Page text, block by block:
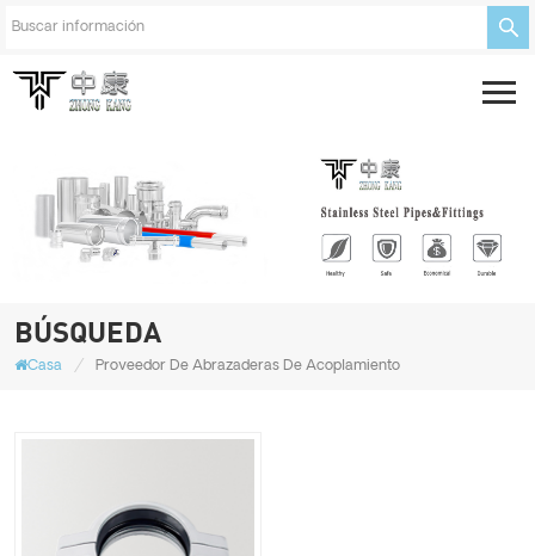
BÚSQUEDA
Casa / Proveedor De Abrazaderas De Acoplamiento